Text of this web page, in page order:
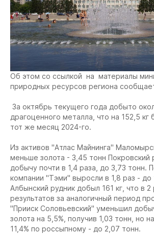
Об этом со ссылкой на материалы
природных ресурсов региона
За октябрь текущего года добыто
драгоценного металла, что на 152,5 кг
тот же месяц 2024-го.
Из активов "Атлас Майнинга"
меньше золота - 3,45 тонн Покровский
добычу почти в 1,4 раза, до 3,73 тонн.
компании "Тэми" выросли в 1,8 раз - до
Албынский рудник добыл 161 кг, что в
результатов за аналогичный период
"Прииск Соловьевский" уменьшил
золота на 5,5%, получив 1,03 тонн, но
11,4% по россыпному - до 2,07 тонн.